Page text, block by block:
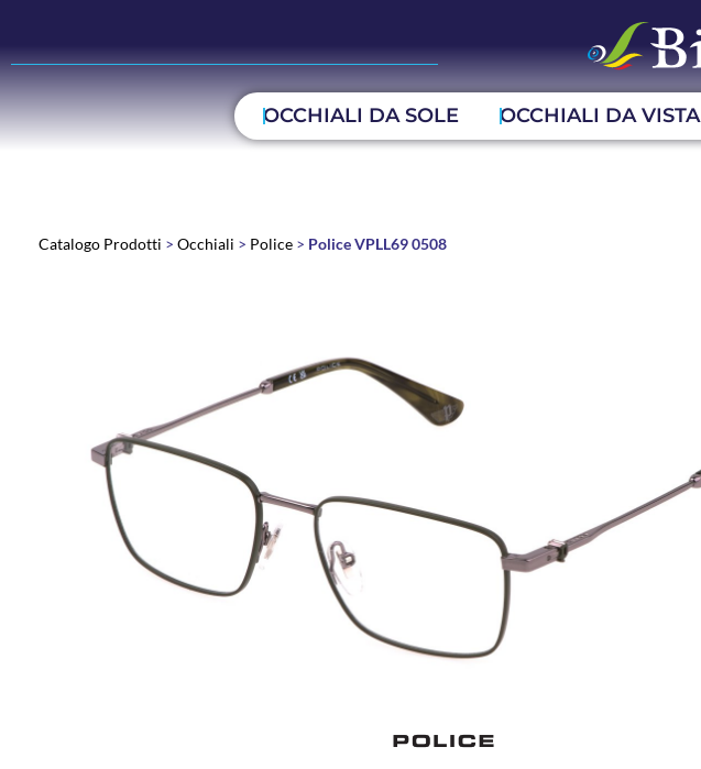
OCCHIALI DA SOLE OCCHIALI DA VISTA
Catalogo Prodotti > Occhiali > Police > Police VPLL69 0508